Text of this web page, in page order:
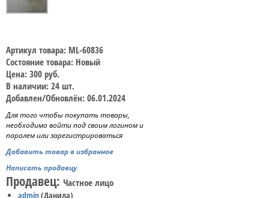
Артикул товара: ML-60836
Состояние товара: Новый
Цена: 300 руб.
В наличии: 24 шт.
Добавлен/Обновлён: 06.01.2024
Для того чтобы покупать товары,
необходимо войти под своим логином и
паролем или зарегистрироваться
Добавить товар в избранное
Написать продавцу
Продавец: Частное лицо
admin(Данила)